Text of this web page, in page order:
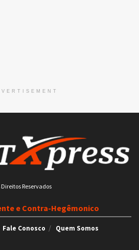
Direitos Reservados
e Contra-Hegêmonico
Fale Conosco Quem Somos